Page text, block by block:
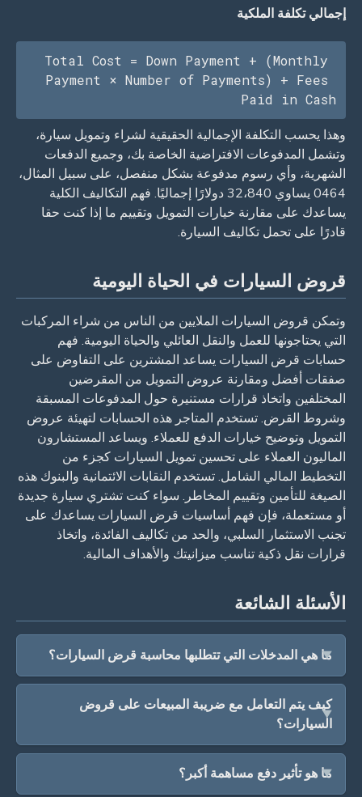
إجمالي تكلفة الملكية
Total Cost = Down Payment + (Monthly
Payment × Number of Payments) + Fees
Paid in Cash
وهذا يحسب التكلفة الإجمالية الحقيقية لشراء وتمويل سيارة،
وتشمل المدفوعات الافتراضية الخاصة بك، وجميع الدفعات
الشهرية، وأي رسوم مدفوعة بشكل منفصل، على سبيل المثال،
0464 يساوي 32،840 دولارًا إجماليًا. فهم التكاليف الكلية
يساعدك على مقارنة خيارات التمويل وتقييم ما إذا كنت حقا
قادرًا على تحمل تكاليف السيارة.
قروض السيارات في الحياة اليومية
وتمكن قروض السيارات الملايين من الناس من شراء المركبات
التي يحتاجونها للعمل والنقل العائلي والحياة اليومية. فهم
حسابات قرض السيارات يساعد المشترين على التفاوض على
صفقات أفضل ومقارنة عروض التمويل من المقرضين
المختلفين واتخاذ قرارات مستنيرة حول المدفوعات المسبقة
وشروط القرض. تستخدم المتاجر هذه الحسابات لتهيئة عروض
التمويل وتوضيح خيارات الدفع للعملاء. ويساعد المستشارون
الماليون العملاء على تحسين تمويل السيارات كجزء من
التخطيط المالي الشامل. تستخدم النقابات الائتمانية والبنوك هذه
الصيغة للتأمين وتقييم المخاطر. سواء كنت تشتري سيارة جديدة
أو مستعملة، فإن فهم أساسيات قرض السيارات يساعدك على
تجنب الاستثمار السلبي، والحد من تكاليف الفائدة، واتخاذ
قرارات نقل ذكية تناسب ميزانيتك والأهداف المالية.
الأسئلة الشائعة
ما هي المدخلات التي تتطلبها محاسبة قرض السيارات؟
كيف يتم التعامل مع ضريبة المبيعات على قروض
السيارات؟
ما هو تأثير دفع مساهمة أكبر؟